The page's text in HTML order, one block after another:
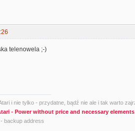
telenowela ;-)
i nie tylko - przydatne, bądź nie ale i tak warto
- Power without price and necessary
- backup address